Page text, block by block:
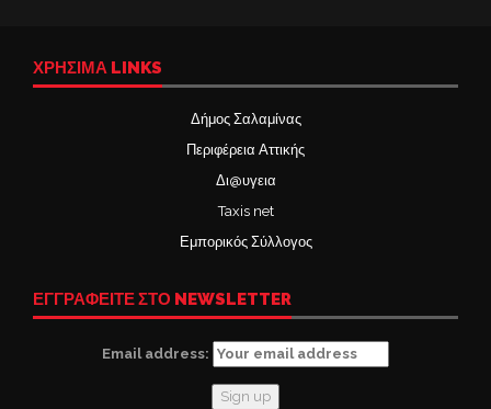
ΧΡΉΣΙΜΑ LINKS
Δήμος Σαλαμίνας
Περιφέρεια Αττικής
Δι@υγεια
Taxis net
Εμπορικός Σύλλογος
ΕΓΓΡΑΦΕΙΤΕ ΣΤΟ NEWSLETTER
Email address: